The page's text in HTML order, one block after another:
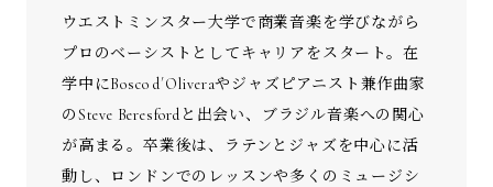
ウエストミンスター大学で商業音楽を学びながら
プロのベーシストとしてキャリアをスタート。在
学中にBosco d´Oliveraやジャズピアニスト兼作曲家
のSteve Beresfordと出会い、ブラジル音楽への関心
が高まる。卒業後は、ラテンとジャズを中心に活
動し、ロンドンでのレッスンや多くのミュージシ